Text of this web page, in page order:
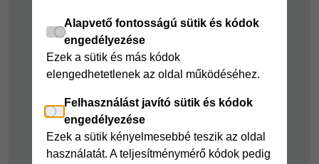
Alapvető fontosságú sütik és kódok
engedélyezése
Ezek a sütik és más kódok
elengedhetetlenek az oldal működéséhez.
Felhasználást javító sütik és kódok
engedélyezése
Ezek a sütik kényelmesebbé teszik az oldal
használatát. A teljesítménymérő kódok pedig
kölcsön
Mindig Kéznél
kölcsön
Takarékszámla
Pénzügyi Navigátor
Cofidis Bank a